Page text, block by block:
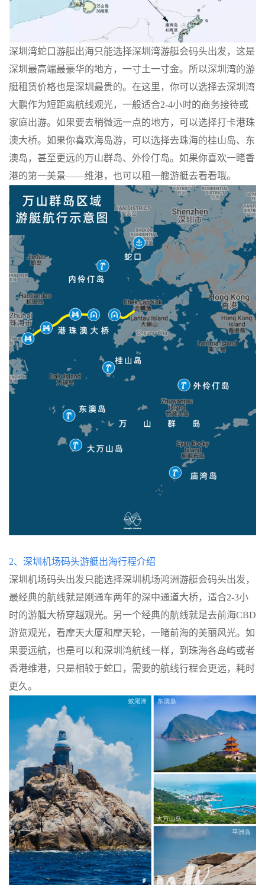
深圳湾蛇口游艇出海只能选择深圳湾游艇会码头出发，这是
深圳最高端最豪华的地方，一寸土一寸金。所以深圳湾的游
艇租赁价格也是深圳最贵的。在这里，你可以选择去深圳湾
大鹏作为短距离航线观光，一般适合2-4小时的商务接待或
家庭出游。如果要去稍微远一点的地方，可以选择打卡港珠
澳大桥。如果你喜欢海岛游，可以选择去珠海的桂山岛、东
澳岛，甚至更远的万山群岛、外伶仃岛。如果你喜欢一睹香
港的第一美景——维港，也可以租一艘游艇去看看哦。
2、 深圳机场码头游艇出海行程介绍
深圳机场码头出发只能选择深圳机场鸿洲游艇会码头出发，
最经典的航线就是刚通车两年的深中通道大桥，适合2-3小
时的游艇大桥穿越观光。另一个经典的航线就是去前海CBD
游览观光，看摩天大厦和摩天轮，一睹前海的美丽风光。如
果要远航，也是可以和深圳湾航线一样，到珠海各岛屿或者
香港维港，只是相较于蛇口，需要的航线行程会更远，耗时
更久。